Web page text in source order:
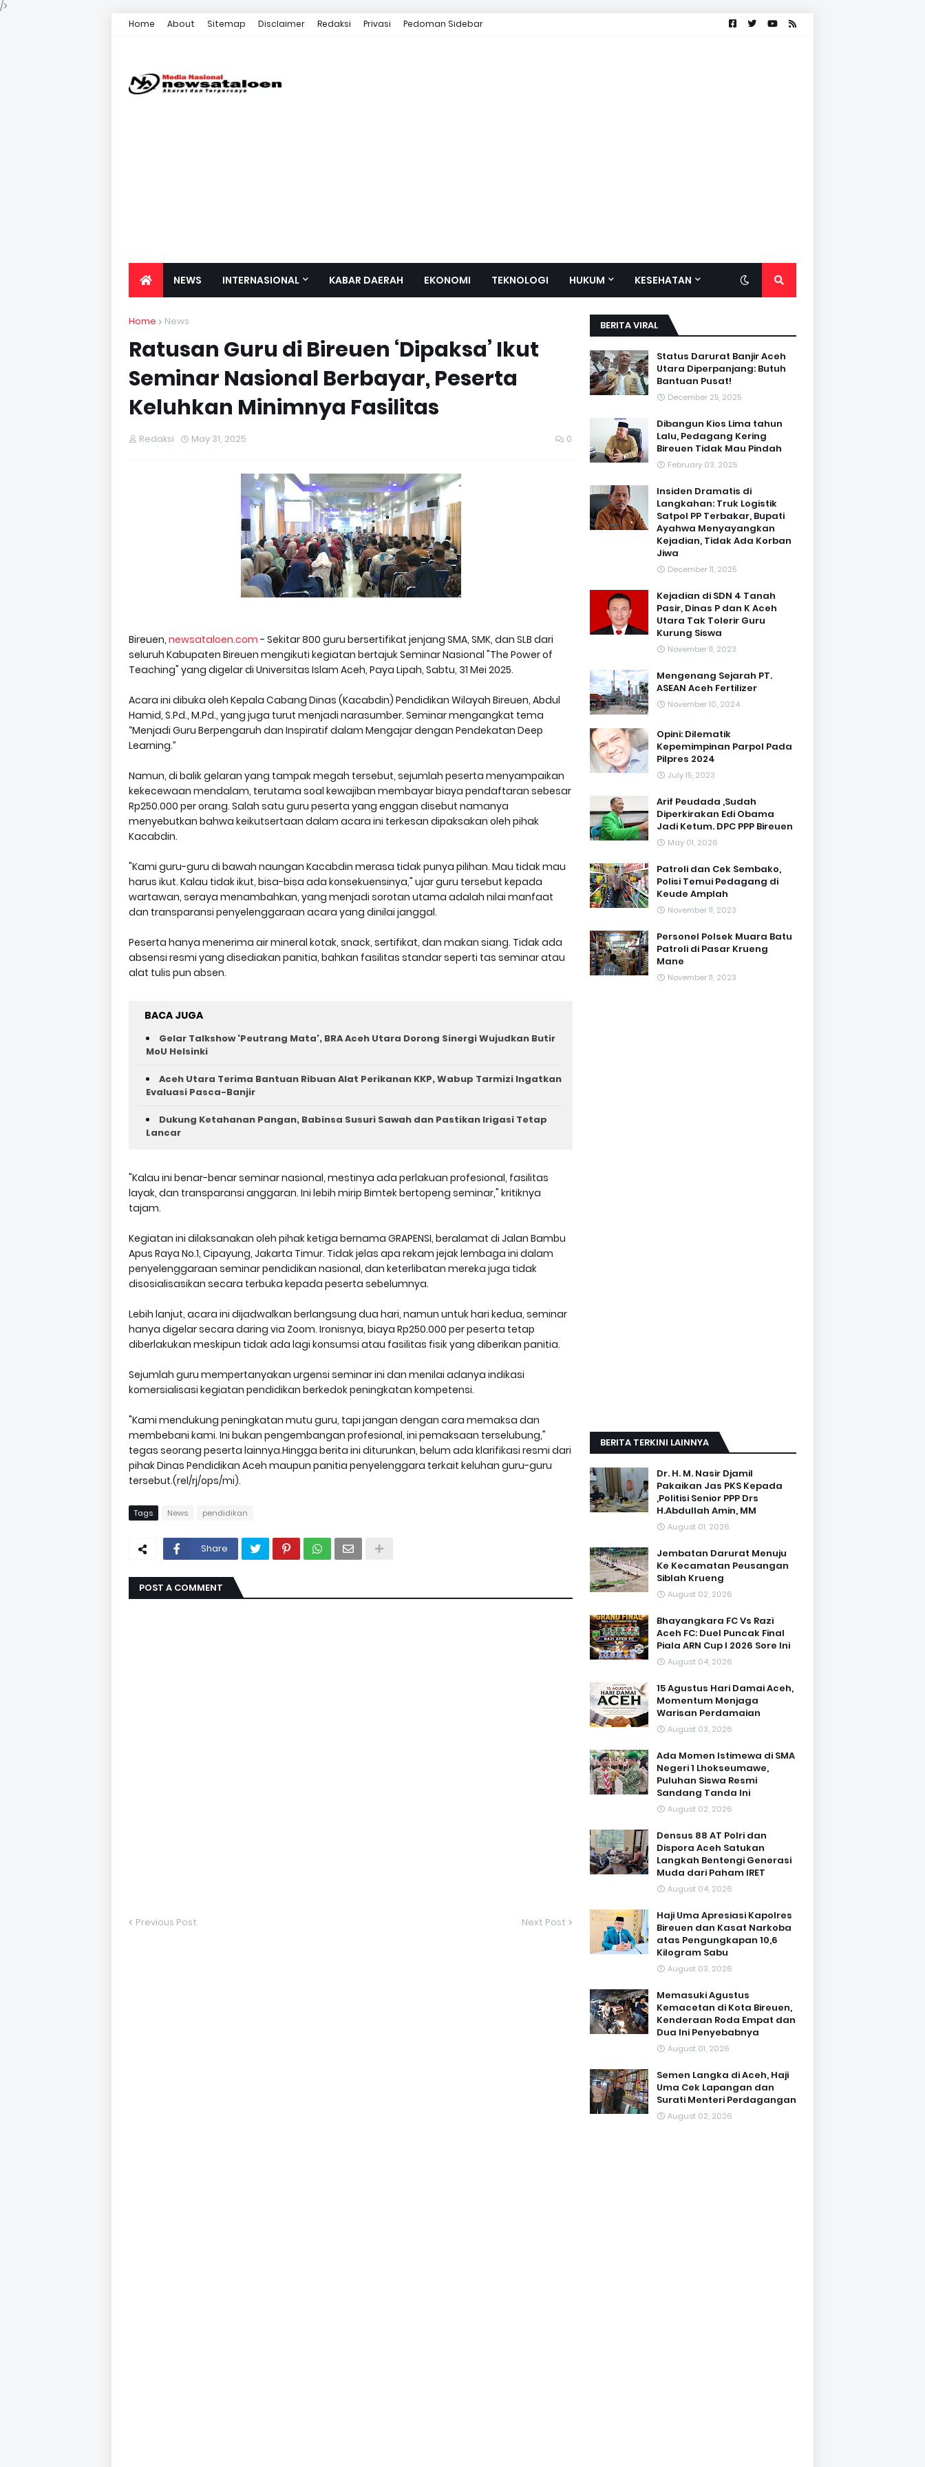
/>
Home About Sitemap Disclaimer Redaksi Privasi Pedoman Sidebar
NEWS INTERNASIONAL KABAR DAERAH EKONOMI TEKNOLOGI HUKUM KESEHATAN
Home News
Ratusan Guru di Bireuen ‘Dipaksa’ Ikut
Seminar Nasional Berbayar, Peserta
Keluhkan Minimnya Fasilitas
Redaksi May 31, 2025 0
Bireuen, newsataloen.com - Sekitar 800 guru bersertifikat jenjang SMA, SMK, dan SLB dari
seluruh Kabupaten Bireuen mengikuti kegiatan bertajuk Seminar Nasional "The Power of
Teaching" yang digelar di Universitas Islam Aceh, Paya Lipah, Sabtu, 31 Mei 2025.
Acara ini dibuka oleh Kepala Cabang Dinas (Kacabdin) Pendidikan Wilayah Bireuen, Abdul
Hamid, S.Pd., M.Pd., yang juga turut menjadi narasumber. Seminar mengangkat tema
“Menjadi Guru Berpengaruh dan Inspiratif dalam Mengajar dengan Pendekatan Deep
Learning.”
Namun, di balik gelaran yang tampak megah tersebut, sejumlah peserta menyampaikan
kekecewaan mendalam, terutama soal kewajiban membayar biaya pendaftaran sebesar
Rp250.000 per orang. Salah satu guru peserta yang enggan disebut namanya
menyebutkan bahwa keikutsertaan dalam acara ini terkesan dipaksakan oleh pihak
Kacabdin.
"Kami guru-guru di bawah naungan Kacabdin merasa tidak punya pilihan. Mau tidak mau
harus ikut. Kalau tidak ikut, bisa-bisa ada konsekuensinya," ujar guru tersebut kepada
wartawan, seraya menambahkan, yang menjadi sorotan utama adalah nilai manfaat
dan transparansi penyelenggaraan acara yang dinilai janggal.
Peserta hanya menerima air mineral kotak, snack, sertifikat, dan makan siang. Tidak ada
absensi resmi yang disediakan panitia, bahkan fasilitas standar seperti tas seminar atau
alat tulis pun absen.
BACA JUGA
Gelar Talkshow 'Peutrang Mata', BRA Aceh Utara Dorong Sinergi Wujudkan Butir
MoU Helsinki
Aceh Utara Terima Bantuan Ribuan Alat Perikanan KKP, Wabup Tarmizi Ingatkan
Evaluasi Pasca-Banjir
Dukung Ketahanan Pangan, Babinsa Susuri Sawah dan Pastikan Irigasi Tetap
Lancar
"Kalau ini benar-benar seminar nasional, mestinya ada perlakuan profesional, fasilitas
layak, dan transparansi anggaran. Ini lebih mirip Bimtek bertopeng seminar," kritiknya
tajam.
Kegiatan ini dilaksanakan oleh pihak ketiga bernama GRAPENSI, beralamat di Jalan Bambu
Apus Raya No.1, Cipayung, Jakarta Timur. Tidak jelas apa rekam jejak lembaga ini dalam
penyelenggaraan seminar pendidikan nasional, dan keterlibatan mereka juga tidak
disosialisasikan secara terbuka kepada peserta sebelumnya.
Lebih lanjut, acara ini dijadwalkan berlangsung dua hari, namun untuk hari kedua, seminar
hanya digelar secara daring via Zoom. Ironisnya, biaya Rp250.000 per peserta tetap
diberlakukan meskipun tidak ada lagi konsumsi atau fasilitas fisik yang diberikan panitia.
Sejumlah guru mempertanyakan urgensi seminar ini dan menilai adanya indikasi
komersialisasi kegiatan pendidikan berkedok peningkatan kompetensi.
"Kami mendukung peningkatan mutu guru, tapi jangan dengan cara memaksa dan
membebani kami. Ini bukan pengembangan profesional, ini pemaksaan terselubung,"
tegas seorang peserta lainnya.Hingga berita ini diturunkan, belum ada klarifikasi resmi dari
pihak Dinas Pendidikan Aceh maupun panitia penyelenggara terkait keluhan guru-guru
tersebut.(rel/rj/ops/mi).
Tags News pendidikan
Share
POST A COMMENT
Previous Post Next Post
BERITA VIRAL
Status Darurat Banjir Aceh
Utara Diperpanjang: Butuh
Bantuan Pusat!
December 25, 2025
Dibangun Kios Lima tahun
Lalu, Pedagang Kering
Bireuen Tidak Mau Pindah
February 03, 2025
Insiden Dramatis di
Langkahan: Truk Logistik
Satpol PP Terbakar, Bupati
Ayahwa Menyayangkan
Kejadian, Tidak Ada Korban
Jiwa
December 11, 2025
Kejadian di SDN 4 Tanah
Pasir, Dinas P dan K Aceh
Utara Tak Tolerir Guru
Kurung Siswa
November 11, 2023
Mengenang Sejarah PT.
ASEAN Aceh Fertilizer
November 10, 2024
Opini: Dilematik
Kepemimpinan Parpol Pada
Pilpres 2024
July 15, 2023
Arif Peudada ,Sudah
Diperkirakan Edi Obama
Jadi Ketum. DPC PPP Bireuen
May 01, 2026
Patroli dan Cek Sembako,
Polisi Temui Pedagang di
Keude Amplah
November 11, 2023
Personel Polsek Muara Batu
Patroli di Pasar Krueng
Mane
November 11, 2023
BERITA TERKINI LAINNYA
Dr. H. M. Nasir Djamil
Pakaikan Jas PKS Kepada
,Politisi Senior PPP Drs
H.Abdullah Amin, MM
August 01, 2026
Jembatan Darurat Menuju
Ke Kecamatan Peusangan
Siblah Krueng
August 02, 2026
Bhayangkara FC Vs Razi
Aceh FC: Duel Puncak Final
Piala ARN Cup I 2026 Sore Ini
August 04, 2026
15 Agustus Hari Damai Aceh,
Momentum Menjaga
Warisan Perdamaian
August 03, 2026
Ada Momen Istimewa di SMA
Negeri 1 Lhokseumawe,
Puluhan Siswa Resmi
Sandang Tanda Ini
August 02, 2026
Densus 88 AT Polri dan
Dispora Aceh Satukan
Langkah Bentengi Generasi
Muda dari Paham IRET
August 04, 2026
Haji Uma Apresiasi Kapolres
Bireuen dan Kasat Narkoba
atas Pengungkapan 10,6
Kilogram Sabu
August 03, 2026
Memasuki Agustus
Kemacetan di Kota Bireuen,
Kenderaan Roda Empat dan
Dua Ini Penyebabnya
August 01, 2026
Semen Langka di Aceh, Haji
Uma Cek Lapangan dan
Surati Menteri Perdagangan
August 02, 2026